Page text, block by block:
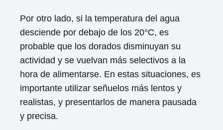
Por otro lado, si la temperatura del agua
desciende por debajo de los 20°C, es
probable que los dorados disminuyan su
actividad y se vuelvan más selectivos a la
hora de alimentarse. En estas situaciones, es
importante utilizar señuelos más lentos y
realistas, y presentarlos de manera pausada
y precisa.